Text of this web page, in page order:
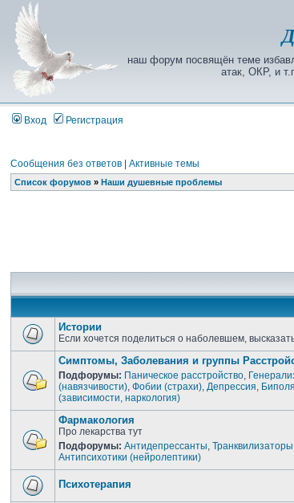
наш форум посвящён теме
атак, ОКР, и
Вход Регистрация
Сообщения без ответов |Активные темы
Список форумов »Наши душевные проблемы
Истории
Если хочется поделиться о наболевшем,
Симптомы, Заболевания и группы
Подфорумы: Паническое расстройство,
(навязчивости),Фобии (страхи),Депрессия,
(зависимости, наркология)
Фармакология
Про лекарства тут
Подфорумы:Антидепрессанты,
Антипсихотики (нейролептики)
Психотерапия